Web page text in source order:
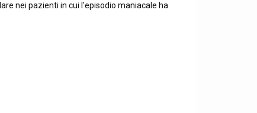
nei pazienti in cui l'episodio maniacale ha